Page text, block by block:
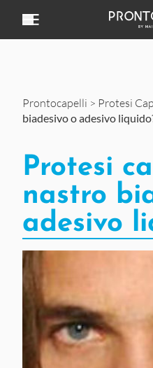
Prontocapelli > Protesi
biadesivo o adesivo
Protesi
nastro
adesivo